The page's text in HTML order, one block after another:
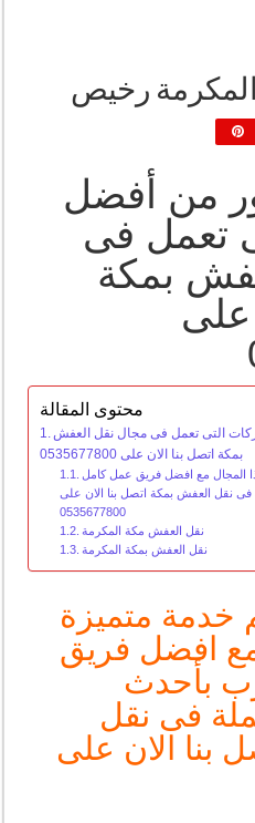
رخيص
من أفضل
تعمل فى
بمكة
على
محتوى المقالة
التى تعمل فى مجال نقل العفش
بمكة اتصل بنا الان على 0535677800
المجال مع افضل فريق عمل كامل
نقل العفش بمكة اتصل بنا الان على
0535677800
نقل العفش مكة المكرمة
نقل العفش بمكة المكرمة
خدمة متميزة
افضل فريق
بأحدث
فى نقل
بنا الان على